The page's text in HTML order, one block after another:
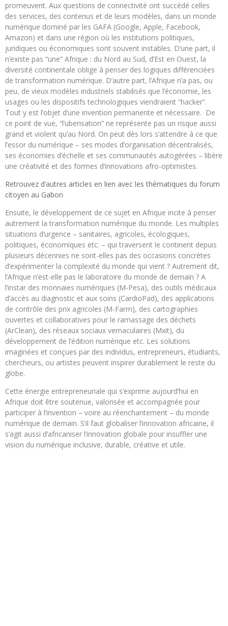
promeuvent. Aux questions de connectivité ont succédé celles
des services, des contenus et de leurs modèles, dans un monde
numérique dominé par les GAFA (Google, Apple, Facebook,
Amazon) et dans une région où les institutions politiques,
juridiques ou économiques sont souvent instables. D’une part, il
n’existe pas “une” Afrique : du Nord au Sud, d’Est en Ouest, la
diversité continentale oblige à penser des logiques différenciées
de transformation numérique. D’autre part, l’Afrique n’a pas, ou
peu, de vieux modèles industriels stabilisés que l’économie, les
usages ou les dispositifs technologiques viendraient “hacker”.
Tout y est l’objet d’une invention permanente et nécessaire. De
ce point de vue, “l’uberisation” ne représente pas un risque aussi
grand et violent qu’au Nord. On peut dès lors s’attendre à ce que
l’essor du numérique – ses modes d’organisation décentralisés,
ses économies d’échelle et ses communautés autogérées – libère
une créativité et des formes d’innovations afro-optimistes.
Retrouvez d’autres articles en lien avec les thématiques du forum
citoyen au Gabon
Ensuite, le développement de ce sujet en Afrique incite à penser
autrement la transformation numérique du monde. Les multiples
situations d’urgence – sanitaires, agricoles, écologiques,
politiques, économiques etc. – qui traversent le continent depuis
plusieurs décennies ne sont-elles pas des occasions concrètes
d’expérimenter la complexité du monde qui vient ? Autrement dit,
l’Afrique n’est-elle pas le laboratoire du monde de demain ? A
l’instar des monnaies numériques (M-Pesa), des outils médicaux
d’accès au diagnostic et aux soins (CardioPad), des applications
de contrôle des prix agricoles (M-Farm), des cartographies
ouvertes et collaboratives pour le ramassage des déchets
(ArClean), des réseaux sociaux vernaculaires (Mxit), du
développement de l’édition numérique etc. Les solutions
imaginées et conçues par des individus, entrepreneurs, étudiants,
chercheurs, ou artistes peuvent inspirer durablement le reste du
globe.
Cette énergie entrepreneuriale qui s’exprime aujourd’hui en
Afrique doit être soutenue, valorisée et accompagnée pour
participer à l’invention – voire au réenchantement – du monde
numérique de demain. S’il faut globaliser l’innovation africaine, il
s’agit aussi d’africaniser l’innovation globale pour insuffler une
vision du numérique inclusive, durable, créative et utile.